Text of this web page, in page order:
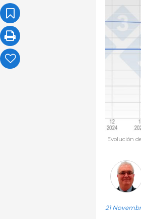
Evolución
21